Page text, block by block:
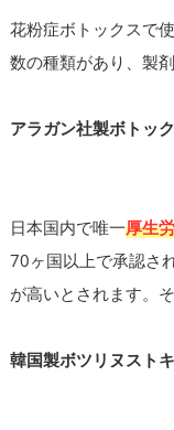
花粉症ボトックスで
数の種類があり、製
アラガン社製ボトッ
日本国内で唯一厚生
70ヶ国以上で承認さ
が高いとされます。
韓国製ボツリヌスト